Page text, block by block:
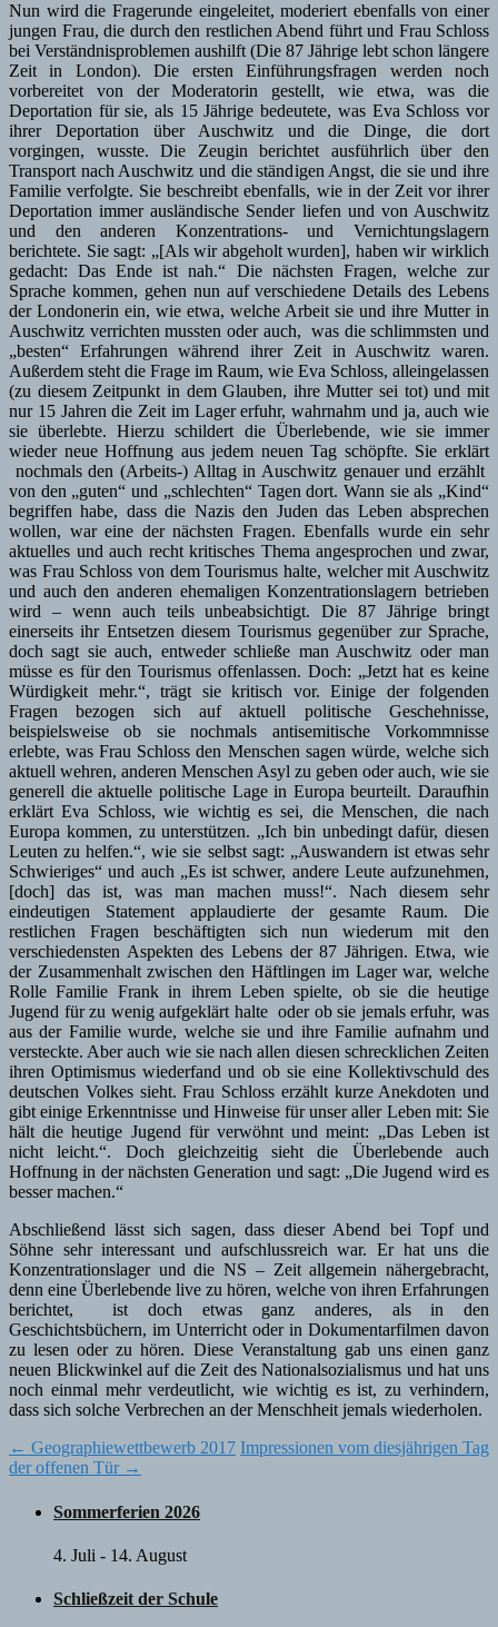
Nun wird die Fragerunde eingeleitet, moderiert ebenfalls von einer
jungen Frau, die durch den restlichen Abend führt und Frau Schloss
bei Verständnisproblemen aushilft (Die 87 Jährige lebt schon längere
Zeit in London). Die ersten Einführungsfragen werden noch
vorbereitet von der Moderatorin gestellt, wie etwa, was die
Deportation für sie, als 15 Jährige bedeutete, was Eva Schloss vor
ihrer Deportation über Auschwitz und die Dinge, die dort
vorgingen, wusste. Die Zeugin berichtet ausführlich über den
Transport nach Auschwitz und die ständigen Angst, die sie und ihre
Familie verfolgte. Sie beschreibt ebenfalls, wie in der Zeit vor ihrer
Deportation immer ausländische Sender liefen und von Auschwitz
und den anderen Konzentrations- und Vernichtungslagern
berichtete. Sie sagt: „[Als wir abgeholt wurden], haben wir wirklich
gedacht: Das Ende ist nah.“ Die nächsten Fragen, welche zur
Sprache kommen, gehen nun auf verschiedene Details des Lebens
der Londonerin ein, wie etwa, welche Arbeit sie und ihre Mutter in
Auschwitz verrichten mussten oder auch, was die schlimmsten und
„besten“ Erfahrungen während ihrer Zeit in Auschwitz waren.
Außerdem steht die Frage im Raum, wie Eva Schloss, alleingelassen
(zu diesem Zeitpunkt in dem Glauben, ihre Mutter sei tot) und mit
nur 15 Jahren die Zeit im Lager erfuhr, wahrnahm und ja, auch wie
sie überlebte. Hierzu schildert die Überlebende, wie sie immer
wieder neue Hoffnung aus jedem neuen Tag schöpfte. Sie erklärt
nochmals den (Arbeits-) Alltag in Auschwitz genauer und erzählt
von den „guten“ und „schlechten“ Tagen dort. Wann sie als „Kind“
begriffen habe, dass die Nazis den Juden das Leben absprechen
wollen, war eine der nächsten Fragen. Ebenfalls wurde ein sehr
aktuelles und auch recht kritisches Thema angesprochen und zwar,
was Frau Schloss von dem Tourismus halte, welcher mit Auschwitz
und auch den anderen ehemaligen Konzentrationslagern betrieben
wird – wenn auch teils unbeabsichtigt. Die 87 Jährige bringt
einerseits ihr Entsetzen diesem Tourismus gegenüber zur Sprache,
doch sagt sie auch, entweder schließe man Auschwitz oder man
müsse es für den Tourismus offenlassen. Doch: „Jetzt hat es keine
Würdigkeit mehr.“, trägt sie kritisch vor. Einige der folgenden
Fragen bezogen sich auf aktuell politische Geschehnisse,
beispielsweise ob sie nochmals antisemitische Vorkommnisse
erlebte, was Frau Schloss den Menschen sagen würde, welche sich
aktuell wehren, anderen Menschen Asyl zu geben oder auch, wie sie
generell die aktuelle politische Lage in Europa beurteilt. Daraufhin
erklärt Eva Schloss, wie wichtig es sei, die Menschen, die nach
Europa kommen, zu unterstützen. „Ich bin unbedingt dafür, diesen
Leuten zu helfen.“, wie sie selbst sagt: „Auswandern ist etwas sehr
Schwieriges“ und auch „Es ist schwer, andere Leute aufzunehmen,
[doch] das ist, was man machen muss!“. Nach diesem sehr
eindeutigen Statement applaudierte der gesamte Raum. Die
restlichen Fragen beschäftigten sich nun wiederum mit den
verschiedensten Aspekten des Lebens der 87 Jährigen. Etwa, wie
der Zusammenhalt zwischen den Häftlingen im Lager war, welche
Rolle Familie Frank in ihrem Leben spielte, ob sie die heutige
Jugend für zu wenig aufgeklärt halte oder ob sie jemals erfuhr, was
aus der Familie wurde, welche sie und ihre Familie aufnahm und
versteckte. Aber auch wie sie nach allen diesen schrecklichen Zeiten
ihren Optimismus wiederfand und ob sie eine Kollektivschuld des
deutschen Volkes sieht. Frau Schloss erzählt kurze Anekdoten und
gibt einige Erkenntnisse und Hinweise für unser aller Leben mit: Sie
hält die heutige Jugend für verwöhnt und meint: „Das Leben ist
nicht leicht.“. Doch gleichzeitig sieht die Überlebende auch
Hoffnung in der nächsten Generation und sagt: „Die Jugend wird es
besser machen.“
Abschließend lässt sich sagen, dass dieser Abend bei Topf und
Söhne sehr interessant und aufschlussreich war. Er hat uns die
Konzentrationslager und die NS – Zeit allgemein nähergebracht,
denn eine Überlebende live zu hören, welche von ihren Erfahrungen
berichtet, ist doch etwas ganz anderes, als in den
Geschichtsbüchern, im Unterricht oder in Dokumentarfilmen davon
zu lesen oder zu hören. Diese Veranstaltung gab uns einen ganz
neuen Blickwinkel auf die Zeit des Nationalsozialismus und hat uns
noch einmal mehr verdeutlicht, wie wichtig es ist, zu verhindern,
dass sich solche Verbrechen an der Menschheit jemals wiederholen.
Post
navigation
← Geographiewettbewerb 2017 Impressionen vom diesjährigen Tag
der offenen Tür →
Sommerferien 2026
4. Juli - 14. August
Schließzeit der Schule